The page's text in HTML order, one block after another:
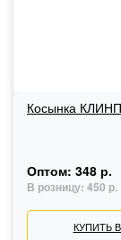
Косынка
Оптом: 348 р.
В розницу: 450 р.
КУПИТЬ